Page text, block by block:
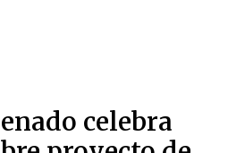
celebra